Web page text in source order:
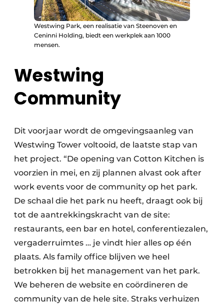
Westwing Park, een realisatie van Steenoven en
Ceninni Holding, biedt een werkplek aan 1000
mensen.
Westwing
Community
Dit voorjaar wordt de omgevingsaanleg van
Westwing Tower voltooid, de laatste stap van
het project. “De opening van Cotton Kitchen is
voorzien in mei, en zij plannen alvast ook after
work events voor de community op het park.
De schaal die het park nu heeft, draagt ook bij
tot de aantrekkingskracht van de site:
restaurants, een bar en hotel, conferentiezalen,
vergaderruimtes … je vindt hier alles op één
plaats. Als family office blijven we heel
betrokken bij het management van het park.
We beheren de website en coördineren de
community van de hele site. Straks verhuizen